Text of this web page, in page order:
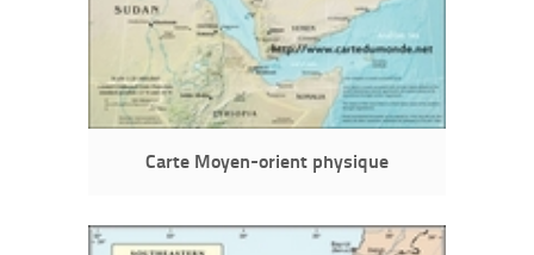
Carte Moyen-orient physique